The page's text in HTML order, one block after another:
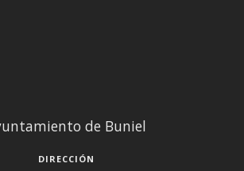
de Buniel
DIRECCIÓN